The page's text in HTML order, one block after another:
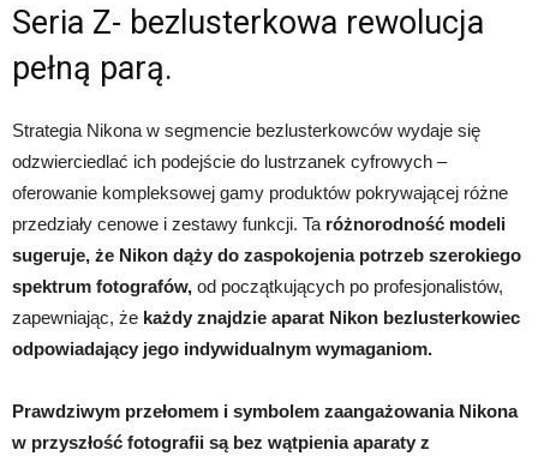
Seria Z- bezlusterkowa rewolucja
pełną parą.
Strategia Nikona w segmencie bezlusterkowców wydaje się
odzwierciedlać ich podejście do lustrzanek cyfrowych –
oferowanie kompleksowej gamy produktów pokrywającej różne
przedziały cenowe i zestawy funkcji. Ta różnorodność modeli
sugeruje, że Nikon dąży do zaspokojenia potrzeb szerokiego
spektrum fotografów, od początkujących po profesjonalistów,
zapewniając, że każdy znajdzie aparat Nikon bezlusterkowiec
odpowiadający jego indywidualnym wymaganiom.
Prawdziwym przełomem i symbolem zaangażowania Nikona
w przyszłość fotografii są bez wątpienia aparaty z